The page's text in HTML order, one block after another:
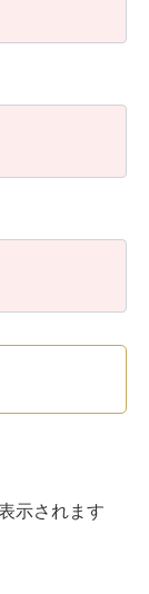
示されます